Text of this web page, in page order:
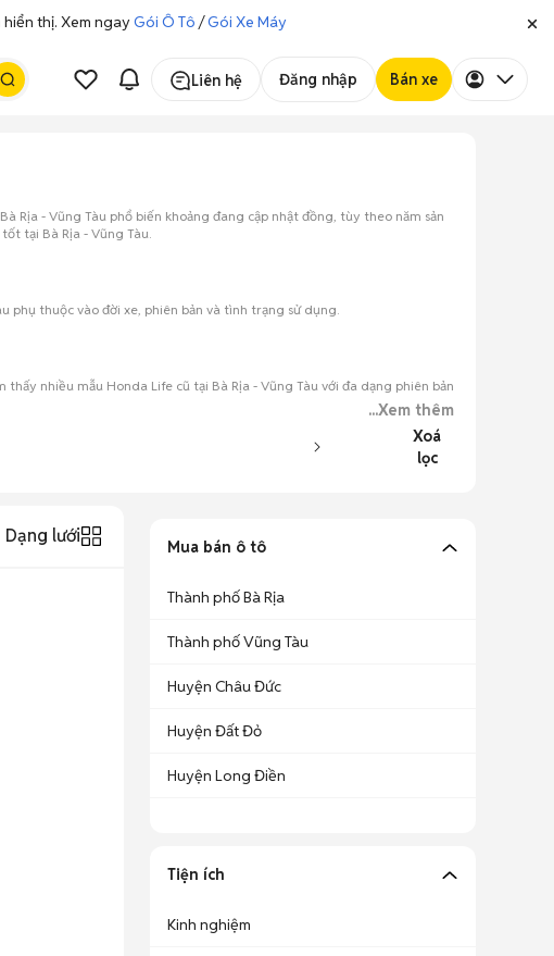
hiển thị. Xem ngayGói Ô Tô /Gói Xe Máy
Liên hệ Đăng nhập Bán xe
Rịa - Vũng Tàu phổ biến khoảng đang cập nhật đồng, tùy theo năm sản
tại Bà Rịa - Vũng Tàu.
phụ thuộc vào đời xe, phiên bản và tình trạng sử dụng.
nhiều mẫu Honda Life cũ tại Bà Rịa - Vũng Tàu với đa dạng phiên bản
...Xem thêm
Xoá
lọc
Dạng lưới Mua bán ô tô
Thành phố Bà Rịa
Thành phố Vũng Tàu
Huyện Châu Đức
Huyện Đất Đỏ
Huyện Long Điền
Tiện ích
Kinh nghiệm